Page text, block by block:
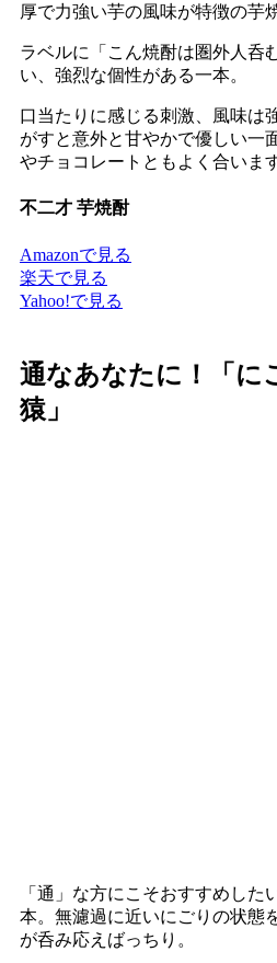
厚で力強い芋の風味が特徴の芋
ラベルに「こん焼酎は圏外人呑
い、強烈な個性がある一本。
口当たりに感じる刺激、風味は
がすと意外と甘やかで優しい一
やチョコレートともよく合います
不二才 芋焼酎
Amazonで見る
楽天で見る
Yahoo!で見る
通なあなたに！「
猿」
「通」な方にこそおすすめした
本。無濾過に近いにごりの状態
が呑み応えばっちり。